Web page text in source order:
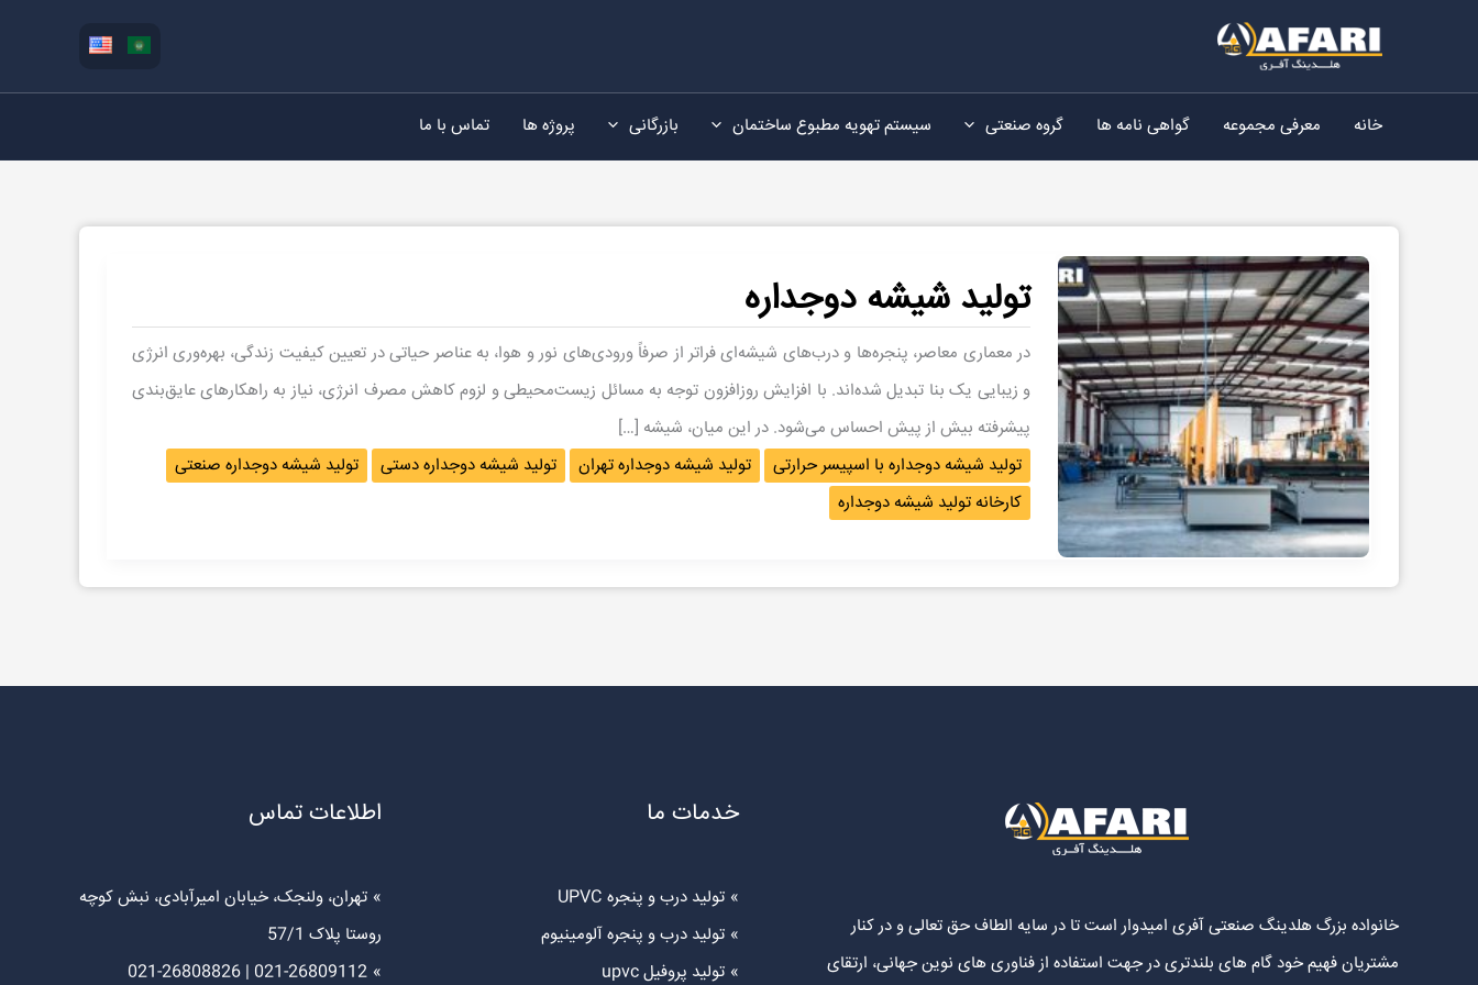
محتوا
خانه
معرفی مجموعه گواهی نامه ها گروه صنعتی سیستم تهویه مطبوع ساختمان بازرگانی پروژه ها تماس با ما
تولید شیشه دوجداره
در معماری معاصر، پنجره‌ها و درب‌های شیشه‌ای فراتر از صرفاً ورودی‌های نور و هوا، به عناصر حیاتی در تعیین کیفیت زندگی، بهره‌وری انرژی
و زیبایی یک بنا تبدیل شده‌اند. با افزایش روزافزون توجه به مسائل زیست‌محیطی و لزوم کاهش مصرف انرژی، نیاز به راهکارهای عایق‌بندی
پیشرفته بیش از پیش احساس می‌شود. در این میان، شیشه […]
تولید شیشه دوجداره با اسپیسر حرارتی
تولید شیشه دوجداره تهران تولید شیشه دوجداره دستی
تولید شیشه دوجداره صنعتی
کارخانه تولید شیشه دوجداره
خانواده بزرگ هلدینگ صنعتی آفری امیدوار است تا در سایه الطاف حق تعالی و در کنار
مشتریان فهیم خود گام های بلندتری در جهت استفاده از فناوری های نوین جهانی، ارتقای
خدمات ما
تولید درب و پنجره UPVC
تولید درب و پنجره آلومینیوم
تولید پروفیل upvc
اطلاعات تماس
تهران، ولنجک، خیابان امیرآبادی، نبش کوچه
روستا پلاک 57/1
021-26809112
|
021-26808826